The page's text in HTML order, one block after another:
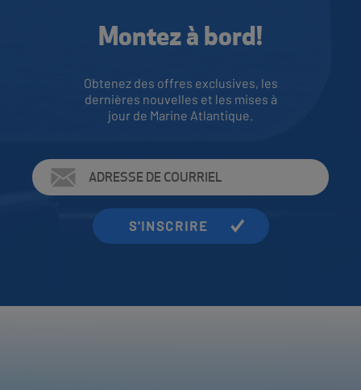
Montez à bord!
Obtenez des offres exclusives, les
dernières nouvelles et les mises à
jour de Marine Atlantique.
de
courriel